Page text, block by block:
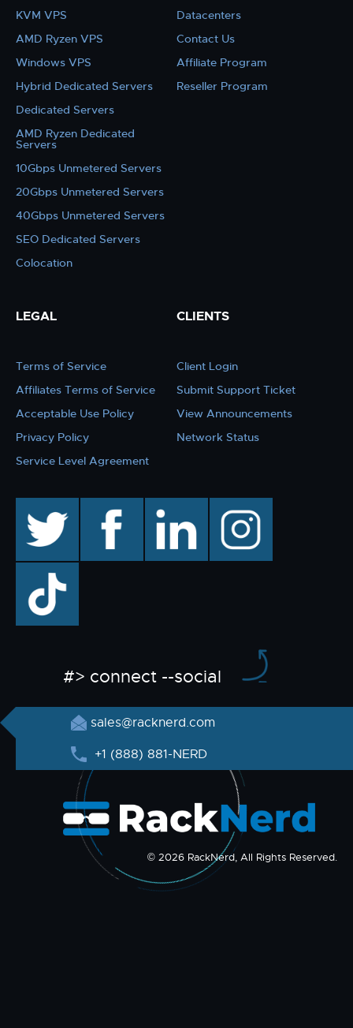
KVM VPS
AMD Ryzen VPS
Windows VPS
Hybrid Dedicated Servers
Dedicated Servers
AMD Ryzen Dedicated
Servers
10Gbps Unmetered Servers
20Gbps Unmetered Servers
40Gbps Unmetered Servers
SEO Dedicated Servers
Colocation
Datacenters
Contact Us
Affiliate Program
Reseller Program
LEGAL
Terms of Service
Affiliates Terms of Service
Acceptable Use Policy
Privacy Policy
Service Level Agreement
CLIENTS
Client Login
Submit Support Ticket
View Announcements
Network Status
facebook linkedin instagram
TikTok
#> connect --social
sales@racknerd.com
+1 (888) 881-NERD
© 2026 RackNerd, All Rights Reserved.